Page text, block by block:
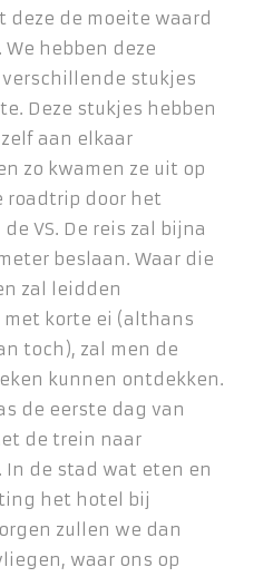
deze de moeite waard
We hebben deze
stukjes
Deze stukjes hebben
aan elkaar
zo kwamen ze uit op
roadtrip door het
VS. De reis zal bijna
beslaan. Waar die
zal leidden
korte ei (althans
toch), zal men de
kunnen ontdekken.
de eerste dag van
de trein naar
In de stad wat eten en
het hotel bij
zullen we dan
waar ons op